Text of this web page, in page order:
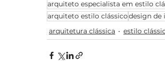
arquiteto especialista em estilo
arquiteto estilo clássicodesign de
arquitetura clássica
estilo